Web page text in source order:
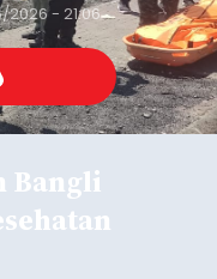
2026 - 21:06
Bangli